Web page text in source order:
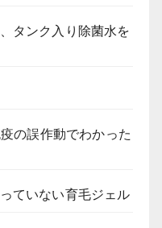
タンク入り除菌水を
の誤作動でわかった
ていない育毛ジェル